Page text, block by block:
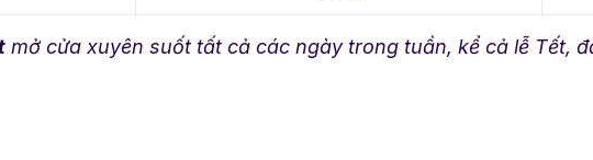
mở cửa xuyên suốt tất cả các ngày trong tuần, kể cả lễ Tết,